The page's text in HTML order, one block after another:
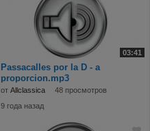
03:41
Passacalles por la D - a
proporcion.mp3
от Allclassica
48 просмотров
9 года назад